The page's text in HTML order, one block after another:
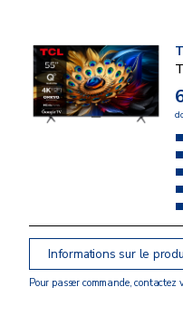
Informations sur le
Pour passer commande, contactez